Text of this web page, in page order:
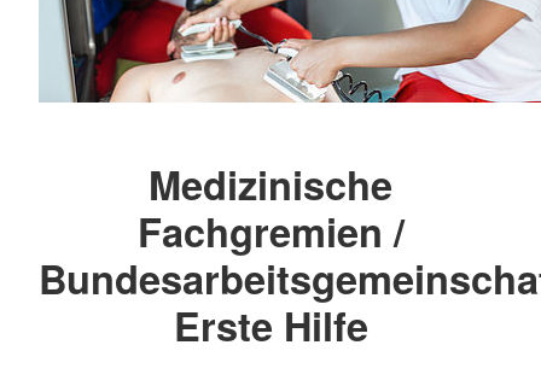
Medizinische
Fachgremien /
Erste Hilfe